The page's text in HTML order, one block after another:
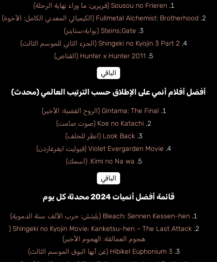
Sousou no Frieren (فريرين: ما وراء نهاية الرحلة)
Fullmetal Alchemist: Brotherhood (الكيميائي المعدني الكامل: الأخوة)
Steins;Gate (بوابة؛ستاينز)
Shingeki no Kyojin 3 Part 2 (الجزء الثاني للموسم الثالث)
Hunter x Hunter 2011 (القناص)
الباقي
أفضل أفلام أنمي على الإطلاق حسب الترتيب العالمي (محدث)
Gintama: The Final (الروح الفضية: الأخير)
Koe no Katachi (صوت صامت)
Look Back (انظر للخلف)
Violet Evergarden Movie (فيوليت ايفرغاردن)
Kimi no Na wa. (اسمك)
الباقي
قائمة أفضل أنميات 2024 محدثة كل يوم
Bleach: Sennen Kessen-hen (بليتش: حرب الألف سنة الدموية)
Shingeki no Kyojin Movie: Kanketsu-hen – The Last Attack (
هجوم العمالقة: الهجوم الأخير)
Hibike! Euphonium 3 (غن أيها البوق الموسم الثالث)